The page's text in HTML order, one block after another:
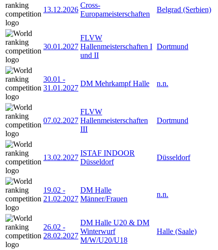
13.12.2026
Cross-
Europameisterschaften
Belgrad (Serbien)
30.01.2027
FLVW
Hallenmeisterschaften I
und II
Dortmund
30.01 -
31.01.2027
DM Mehrkampf Halle n.n.
07.02.2027
FLVW
Hallenmeisterschaften
III
Dortmund
13.02.2027
ISTAF INDOOR
Düsseldorf
Düsseldorf
19.02 -
21.02.2027
DM Halle
Männer/Frauen
n.n.
26.02 -
28.02.2027
DM Halle U20 & DM
Winterwurf
M/W/U20/U18
Halle (Saale)